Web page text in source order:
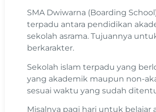
SMA Dwiwarna (Boarding
terpadu antara pendidikan
sekolah asrama. Tujuannya
berkarakter.
Sekolah islam terpadu yang
yang akademik maupun non-
sesuai waktu yang sudah
Misalnya pagi hari untuk